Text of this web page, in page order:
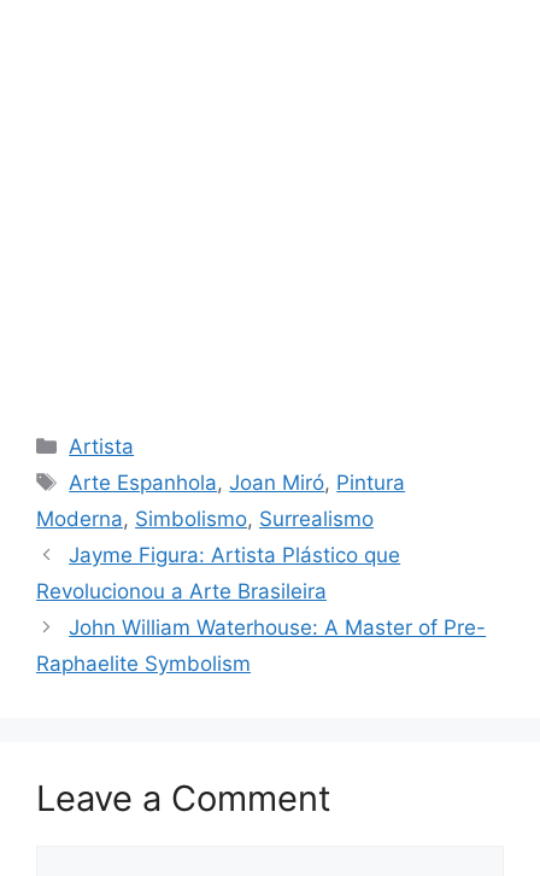
Categories
Artista
Tags
Arte Espanhola,Joan Miró, Pintura
Moderna, Simbolismo, Surrealismo
Jayme Figura: Artista Plástico que
Revolucionou a Arte Brasileira
John William Waterhouse: A Master of Pre-
Raphaelite Symbolism
Leave a Comment